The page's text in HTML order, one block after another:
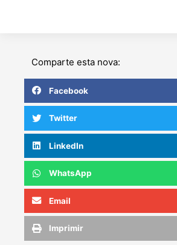
Comparte esta nova:
Facebook
Twitter
LinkedIn
WhatsApp
Email
Imprimir